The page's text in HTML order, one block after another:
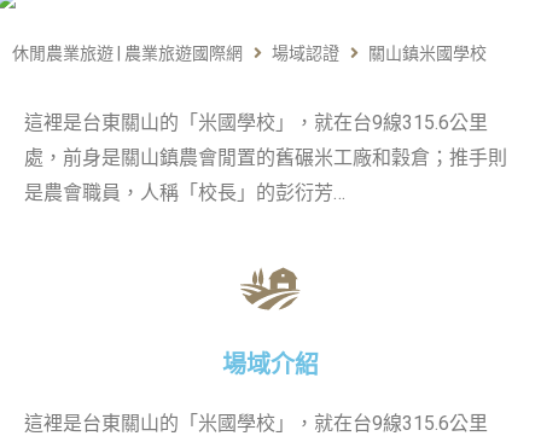
休閒農業旅遊 | 農業旅遊國際網 場域認證 關山鎮米國學校
這裡是台東關山的「米國學校」，就在台9線315.6公里
處，前身是關山鎮農會閒置的舊碾米工廠和穀倉；推手則
是農會職員，人稱「校長」的彭衍芳…
場域介紹
這裡是台東關山的「米國學校」，就在台9線315.6公里